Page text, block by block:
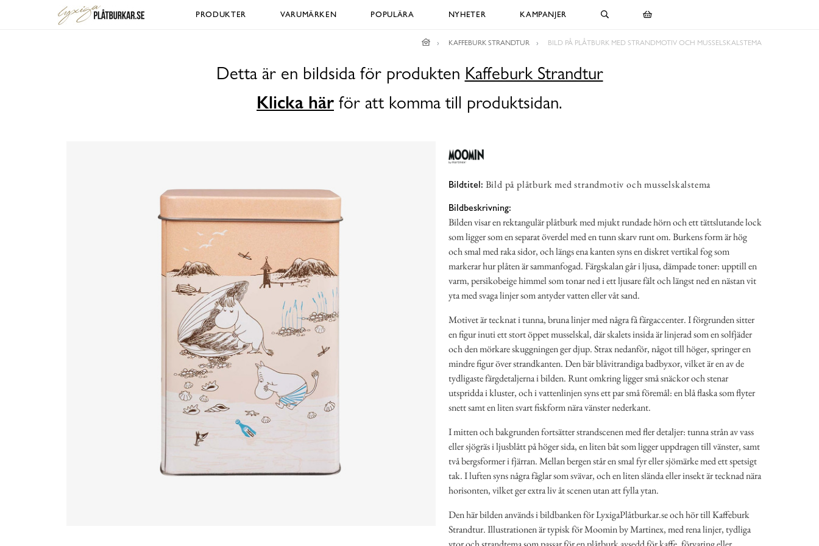
PRODUKTER VARUMÄRKEN POPULÄRA NYHETER KAMPANJER
KAFFEBURK STRANDTUR BILD PÅ PLÅTBURK MED STRANDMOTIV OCH MUSSELSKALSTEMA
Detta är en bildsida för produkten Kaffeburk Strandtur
Klicka här för att komma till produktsidan.
Bildtitel: Bild på plåtburk med strandmotiv och musselskalstema
Bildbeskrivning:
Bilden visar en rektangulär plåtburk med mjukt rundade hörn och ett tättslutande lock
som ligger som en separat överdel med en tunn skarv runt om. Burkens form är hög
och smal med raka sidor, och längs ena kanten syns en diskret vertikal fog som
markerar hur plåten är sammanfogad. Färgskalan går i ljusa, dämpade toner: upptill en
varm, persikobeige himmel som tonar ned i ett ljusare fält och längst ned en nästan vit
yta med svaga linjer som antyder vatten eller våt sand.
Motivet är tecknat i tunna, bruna linjer med några få färgaccenter. I förgrunden sitter
en figur inuti ett stort öppet musselskal, där skalets insida är linjerad som en solfjäder
och den mörkare skuggningen ger djup. Strax nedanför, något till höger, springer en
mindre figur över strandkanten. Den bär blåvitrandiga badbyxor, vilket är en av de
tydligaste färgdetaljerna i bilden. Runt omkring ligger små snäckor och stenar
utspridda i kluster, och i vattenlinjen syns ett par små föremål: en blå flaska som flyter
snett samt en liten svart fiskform nära vänster nederkant.
I mitten och bakgrunden fortsätter strandscenen med fler detaljer: tunna strån av vass
eller sjögräs i ljusblått på höger sida, en liten båt som ligger uppdragen till vänster, samt
två bergsformer i fjärran. Mellan bergen står en smal fyr eller sjömärke med ett spetsigt
tak. I luften syns några fåglar som svävar, och en liten slända eller insekt är tecknad nära
horisonten, vilket ger extra liv åt scenen utan att fylla ytan.
Den här bilden används i bildbanken för LyxigaPlåtburkar.se och hör till Kaffeburk
Strandtur. Illustrationen är typisk för Moomin by Martinex, med rena linjer, tydliga